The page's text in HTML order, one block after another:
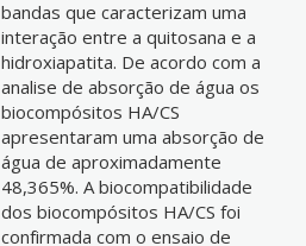
bandas que caracterizam uma
interação entre a quitosana e a
hidroxiapatita. De acordo com a
analise de absorção de água os
biocompósitos HA/CS
apresentaram uma absorção de
água de aproximadamente
48,365%. A biocompatibilidade
dos biocompósitos HA/CS foi
confirmada com o ensaio de